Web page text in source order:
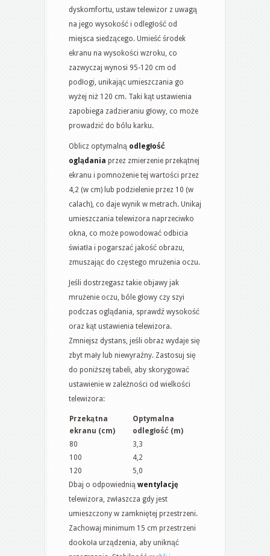
dyskomfortu, ustaw telewizor z uwagą
na jego wysokość i odległość od
miejsca siedzącego. Umieść środek
ekranu na wysokości wzroku, co
zazwyczaj wynosi 95-120 cm od
podłogi, unikając umieszczania go
wyżej niż 120 cm. Taki kąt ustawienia
zapobiega zadzieraniu głowy, co może
prowadzić do bólu karku.
Oblicz optymalną odległość
oglądania przez zmierzenie przekątnej
ekranu i pomnożenie tej wartości przez
4,2 (w cm) lub podzielenie przez 10 (w
calach), co daje wynik w metrach. Unikaj
umieszczania telewizora naprzeciwko
okna, co może powodować odbicia
światła i pogarszać jakość obrazu,
zmuszając do częstego mrużenia oczu.
Jeśli dostrzegasz takie objawy jak
mrużenie oczu, bóle głowy czy szyi
podczas oglądania, sprawdź wysokość
oraz kąt ustawienia telewizora.
Zmniejsz dystans, jeśli obraz wydaje się
zbyt mały lub niewyraźny. Zastosuj się
do poniższej tabeli, aby skorygować
ustawienie w zależności od wielkości
telewizora:
Przekątna
ekranu (cm)
Optymalna
odległość (m)
80
3,3
100
4,2
120
5,0
Dbaj o odpowiednią wentylację
telewizora, zwłaszcza gdy jest
umieszczony w zamkniętej przestrzeni.
Zachowaj minimum 15 cm przestrzeni
dookoła urządzenia, aby uniknąć